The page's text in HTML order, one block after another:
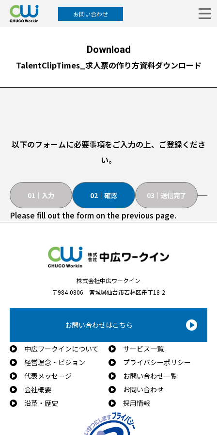
お問い合わせ
Download
TalentClipTimes_求人票の作り方資料ダウンロード
以下のフォームに必要事項をご入力の上、ご登録くださ
い。
01｜入力 02｜確認 03｜送信完了
Please fill out the form on the previous page.
株式会社中広ワークイン
〒984-0806 宮城県仙台市若林区舟丁18-2
お問い合わせはこちら
中広ワークインについて
経営理念・ビジョン
代表メッセージ
会社概要
沿革・歴史
サービス一覧
プライバシーポリシー
お問い合わせ一覧
お問い合わせ
採用情報